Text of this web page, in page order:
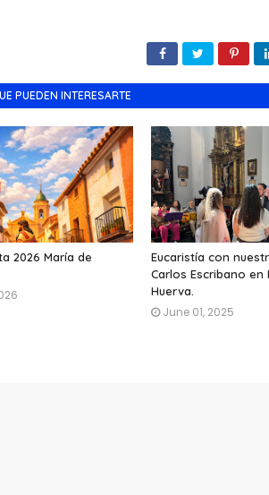
PUEDEN INTERESARTE
2026 María de
Eucaristía con
Carlos Escribano en
Huerva.
June 01, 2025